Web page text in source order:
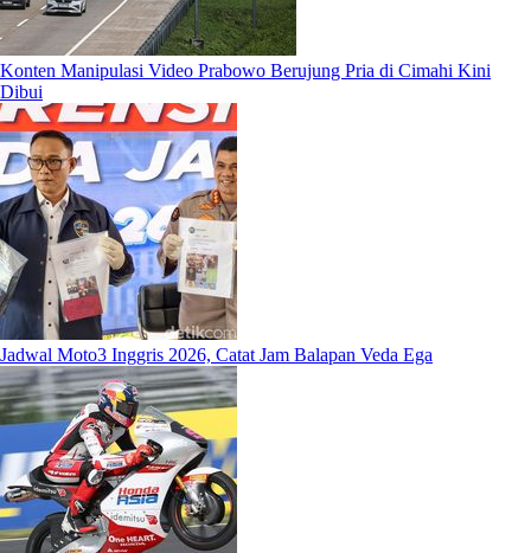
Konten Manipulasi Video Prabowo Berujung Pria di Cimahi Kini
Dibui
Jadwal Moto3 Inggris 2026, Catat Jam Balapan Veda Ega